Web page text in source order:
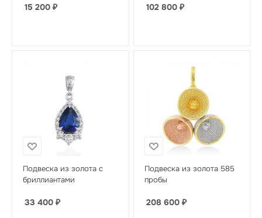
15 200 ₽ 102 800₽
Подвеска из золота с
бриллиантами
33 400 ₽
Подвеска из золота 585
пробы
208 600₽